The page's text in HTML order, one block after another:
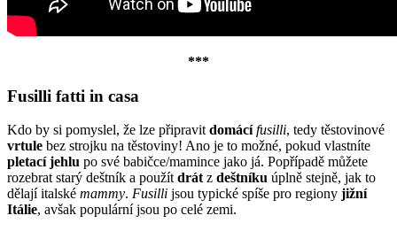
***
Fusilli fatti in casa
Kdo by si pomyslel, že lze připravitdomácí fusilli, tedy těstovinové
vrtule bez strojku na těstoviny! Ano je to možné, pokud vlastníte
pletací jehlu po své babičce/mamince jako já. Popřípadě můžete
rozebrat starý deštník a použítdrátz deštníku úplně stejně, jak to
dělají italské mammy. Fusilli jsou typické spíše pro regiony jižní
Itálie, avšak populární jsou po celé zemi.